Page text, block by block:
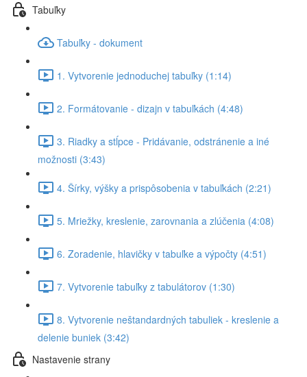
Tabuľky
Tabuľky - dokument
1. Vytvorenie jednoduchej tabuľky (1:14)
2. Formátovanie - dizajn v tabuľkách (4:48)
3. Riadky a stĺpce - Pridávanie, odstránenie a iné
možnosti (3:43)
4. Šírky, výšky a prispôsobenia v tabuľkách (2:21)
5. Mriežky, kreslenie, zarovnania a zlúčenia (4:08)
6. Zoradenie, hlavičky v tabuľke a výpočty (4:51)
7. Vytvorenie tabuľky z tabulátorov (1:30)
8. Vytvorenie neštandardných tabuliek - kreslenie a
delenie buniek (3:42)
Nastavenie strany